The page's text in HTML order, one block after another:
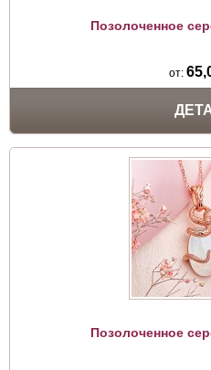
Позолоченное
от:
Позолоченное